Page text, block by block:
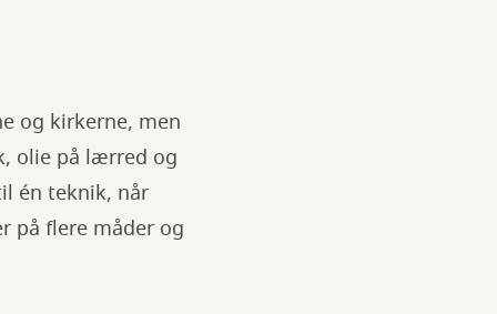
og kirkerne, men
olie på lærred og
én teknik, når
på flere måder og